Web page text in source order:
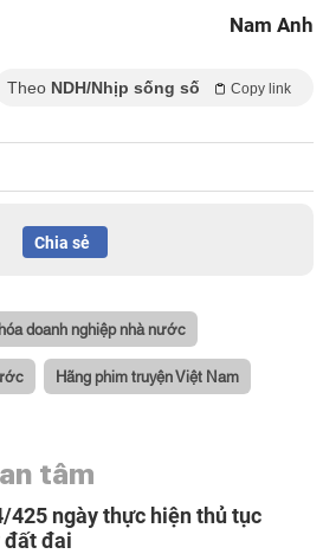
Nam Anh
Theo NDH/Nhịp sống số Copy link
Chia sẻ
doanh nghiệp nhà nước
Hãng phim truyện Việt Nam
tâm
425 ngày thực hiện thủ tục
đất đai